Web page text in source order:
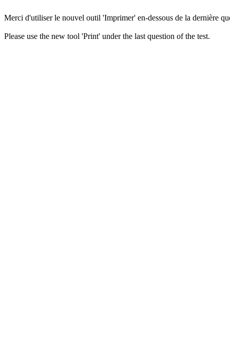
Merci d'utiliser le nouvel outil 'Imprimer' en-dessous de la dernière
Please use the new tool 'Print' under the last question of the test.